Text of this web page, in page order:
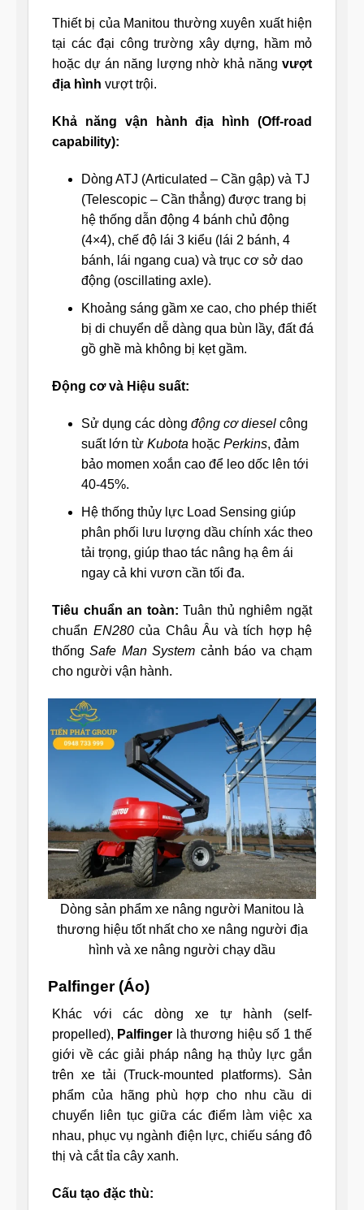
Thiết bị của Manitou thường xuyên xuất hiện
tại các đại công trường xây dựng, hầm mỏ
hoặc dự án năng lượng nhờ khả năng vượt
địa hình vượt trội.
Khả năng vận hành địa hình (Off-road
capability):
Dòng ATJ (Articulated – Cần gập) và TJ
(Telescopic – Cần thẳng) được trang bị
hệ thống dẫn động 4 bánh chủ động
(4×4), chế độ lái 3 kiểu (lái 2 bánh, 4
bánh, lái ngang cua) và trục cơ sở dao
động (oscillating axle).
Khoảng sáng gầm xe cao, cho phép thiết
bị di chuyển dễ dàng qua bùn lầy, đất đá
gồ ghề mà không bị kẹt gầm.
Động cơ và Hiệu suất:
Sử dụng các dòng động cơ dieselcông
suất lớn từ Kubota hoặc Perkins, đảm
bảo momen xoắn cao để leo dốc lên tới
40-45%.
Hệ thống thủy lực Load Sensing giúp
phân phối lưu lượng dầu chính xác theo
tải trọng, giúp thao tác nâng hạ êm ái
ngay cả khi vươn cần tối đa.
Tiêu chuẩn an toàn: Tuân thủ nghiêm ngặt
chuẩn EN280của Châu Âu và tích hợp hệ
thốngSafe Man System cảnh báo va chạm
cho người vận hành.
Dòng sản phẩm xe nâng người Manitou là
thương hiệu tốt nhất cho xe nâng người địa
hình và xe nâng người chạy dầu
Palfinger (Áo)
Khác với các dòng xe tự hành (self-
propelled), Palfinger là thương hiệu số 1 thế
giới về các giải pháp nâng hạ thủy lực gắn
trên xe tải (Truck-mounted platforms). Sản
phẩm của hãng phù hợp cho nhu cầu di
chuyển liên tục giữa các điểm làm việc xa
nhau, phục vụ ngành điện lực, chiếu sáng đô
thị và cắt tỉa cây xanh.
Cấu tạo đặc thù: